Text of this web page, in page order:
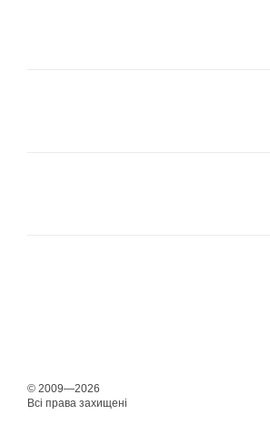
© 2009—2026
Всі права захищені